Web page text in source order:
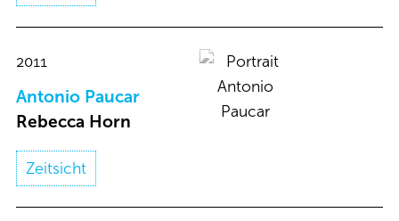
2011
Antonio Paucar​
Rebecca Horn​
Zeitsicht